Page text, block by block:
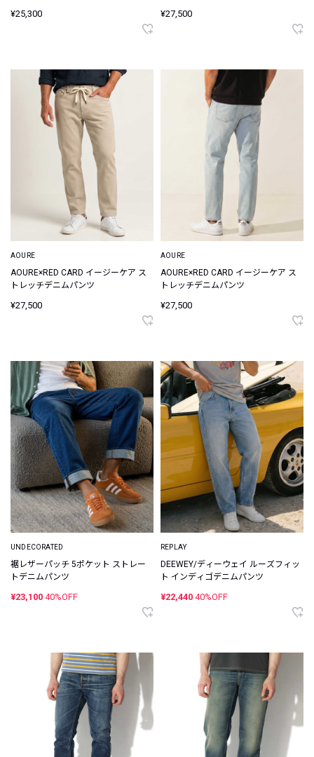
¥25,300 ¥27,500
AOURE
AOURE×RED CARD イージーケア ス
トレッチデニムパンツ
¥27,500
AOURE
AOURE×RED CARD イージーケア ス
トレッチデニムパンツ
¥27,500
UNDECORATED
裾レザーパッチ 5ポケット ストレー
トデニムパンツ
¥23,100 40%OFF
REPLAY
DEEWEY/ディーウェイ ルーズフィッ
ト インディゴデニムパンツ
¥22,440 40%OFF